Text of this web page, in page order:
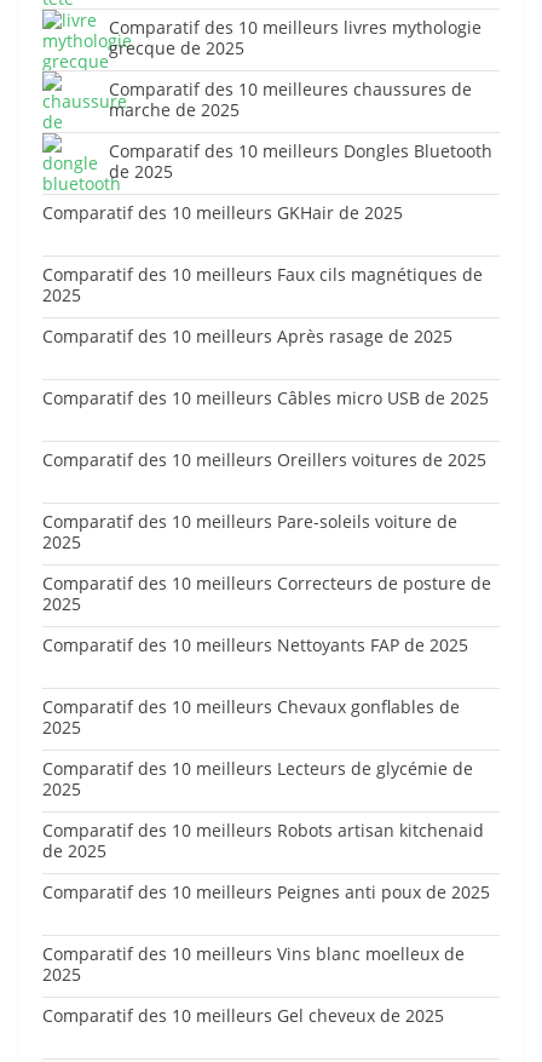
Comparatif des 10 meilleurs livres mythologie
grecque de 2025
Comparatif des 10 meilleures chaussures de
marche de 2025
Comparatif des 10 meilleurs Dongles Bluetooth
de 2025
Comparatif des 10 meilleurs GKHair de 2025
Comparatif des 10 meilleurs Faux cils magnétiques de
2025
Comparatif des 10 meilleurs Après rasage de 2025
Comparatif des 10 meilleurs Câbles micro USB de 2025
Comparatif des 10 meilleurs Oreillers voitures de 2025
Comparatif des 10 meilleurs Pare-soleils voiture de
2025
Comparatif des 10 meilleurs Correcteurs de posture de
2025
Comparatif des 10 meilleurs Nettoyants FAP de 2025
Comparatif des 10 meilleurs Chevaux gonflables de
2025
Comparatif des 10 meilleurs Lecteurs de glycémie de
2025
Comparatif des 10 meilleurs Robots artisan kitchenaid
de 2025
Comparatif des 10 meilleurs Peignes anti poux de 2025
Comparatif des 10 meilleurs Vins blanc moelleux de
2025
Comparatif des 10 meilleurs Gel cheveux de 2025